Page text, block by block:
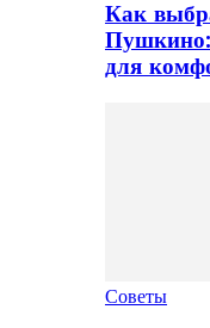
Как
Пушкино:
для
Советы